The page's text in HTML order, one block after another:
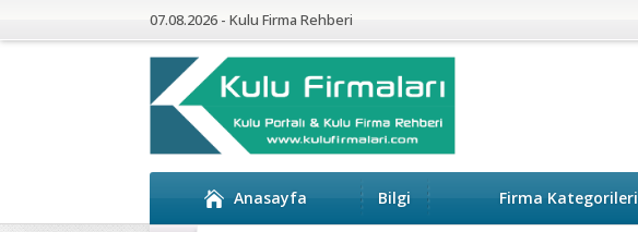
07.08.2026 - Kulu Firma Rehberi
Anasayfa Bilgi Firma Kategorileri